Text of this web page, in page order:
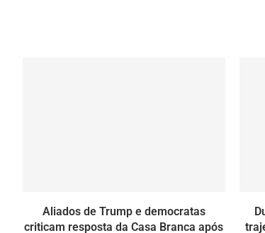
Aliados de Trump e democratas
criticam resposta da Casa Branca após